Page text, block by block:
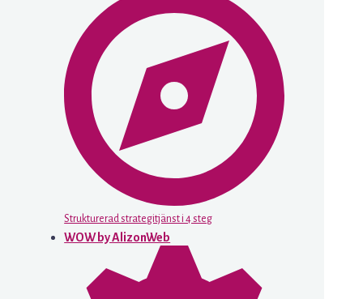
Strukturerad strategitjänst i 4 steg
WOW by AlizonWeb